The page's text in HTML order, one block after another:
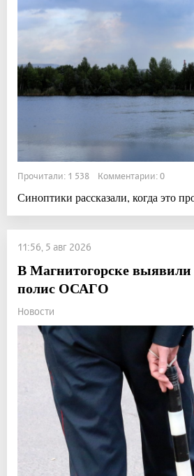
Прочитали: 1 538 Комментарии: 0
Синоптики рассказали, когда это
11:56, 5 авг 2026
В Магнитогорске
полис ОСАГО
Новости